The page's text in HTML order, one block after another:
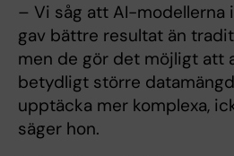
– Vi såg att AI-modellerna
gav bättre resultat än
men de gör det möjligt att
betydligt större
upptäcka mer komplexa,
säger hon.